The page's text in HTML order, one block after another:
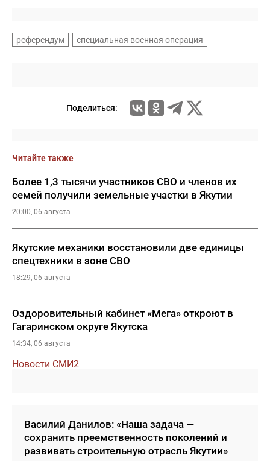
референдум специальная военная операция
Поделиться:
Читайте также
Более 1,3 тысячи участников СВО и членов их
семей получили земельные участки в Якутии
20:00, 06 августа
Якутские механики восстановили две единицы
спецтехники в зоне СВО
18:29, 06 августа
Оздоровительный кабинет «Мега» откроют в
Гагаринском округе Якутска
14:34, 06 августа
Новости СМИ2
Василий Данилов: «Наша задача —
сохранить преемственность поколений и
развивать строительную отрасль Якутии»